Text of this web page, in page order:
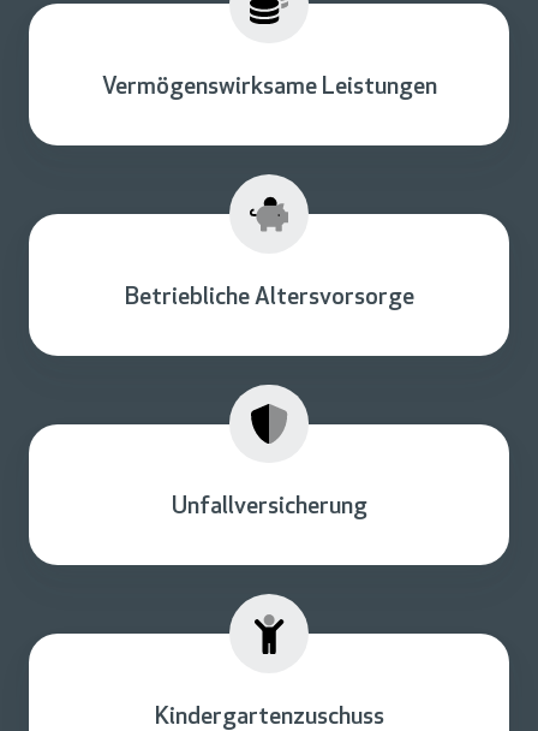
Vermögenswirksame Leistungen
Betriebliche Altersvorsorge
Unfallversicherung
Kindergartenzuschuss